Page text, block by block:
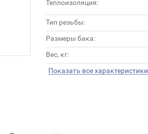
Теплоизоляция:
Тип резьбы:
Размеры бака:
Вес, кг:
Показать все характеристики